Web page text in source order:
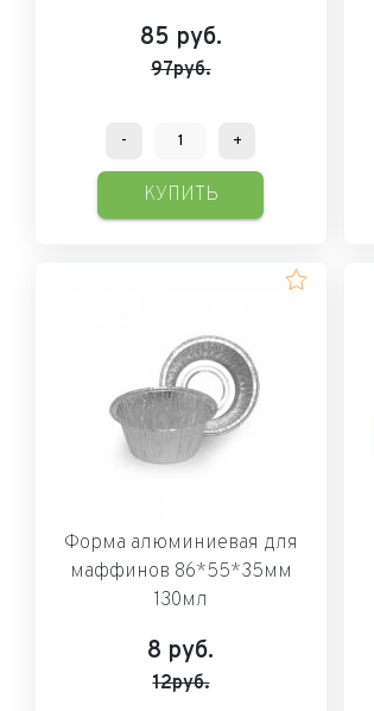
85 руб.
97руб.
- +
КУПИТЬ
Форма алюминиевая для
маффинов 86*55*35мм
130мл
8 руб.
12руб.